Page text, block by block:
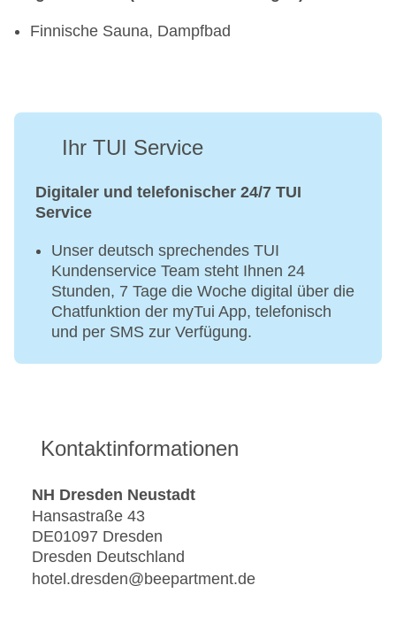
Finnische Sauna, Dampfbad
Ihr TUI Service
Digitaler und telefonischer 24/7 TUI
Service
Unser deutsch sprechendes TUI
Kundenservice Team steht Ihnen 24
Stunden, 7 Tage die Woche digital über die
Chatfunktion der myTui App, telefonisch
und per SMS zur Verfügung.
Kontaktinformationen
NH Dresden Neustadt
Hansastraße 43
DE01097 Dresden
Dresden Deutschland
hotel.dresden@beepartment.de